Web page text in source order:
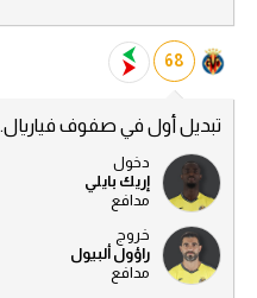
68
تبديل أول في صفوف فياريال.
دخول
إريك بايلي
مدافع
خروج
راؤول ألبيول
مدافع